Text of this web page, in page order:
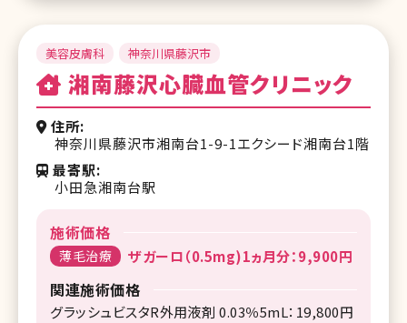
美容皮膚科 神奈川県藤沢市
湘南藤沢心臓血管クリニック
住所
神奈川県藤沢市湘南台1-9-1エクシード湘南台1階
最寄駅
小田急湘南台駅
施術価格
薄毛治療 ザガーロ（0.5mg)1ヵ月分：9,900円
関連施術価格
グラッシュビスタR外用液剤 0.03％5mL：19,800円